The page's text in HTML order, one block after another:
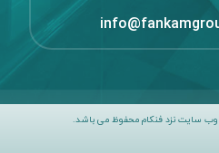
سایت نزد فنکام محفوظ می باشد.